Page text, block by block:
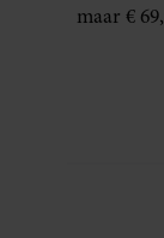
maar €